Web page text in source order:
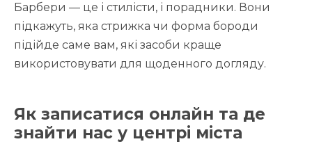
Барбери — це і стилісти, і порадники. Вони
підкажуть, яка стрижка чи форма бороди
підійде саме вам, які засоби краще
використовувати для щоденного догляду.
Як записатися онлайн та де
знайти нас у центрі міста